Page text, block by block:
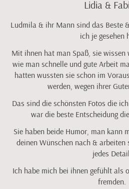
Lidia &
Ludmila & ihr Mann sind das Beste
ich je gesehen
Mit ihnen hat man Spaß, sie wissen
wie man schnelle und gute Arbeit
hatten wussten sie schon im
werden, wegen ihrer
Das sind die schönsten Fotos die
war die beste Entscheidung
Sie haben beide Humor, man kann
deinen Wünschen nach &
jedes Detail.
Ich habe mich bei ihnen gefühlt als
fremden.